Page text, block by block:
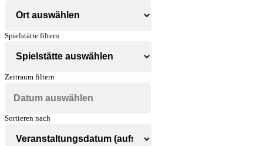
Spielstätte filtern
Zeitraum filtern
Sortieren nach